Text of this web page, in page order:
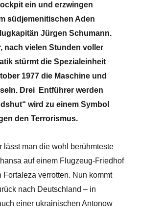
ein und erzwingen
südjemenitischen Aden
Jürgen Schumann.
nach vielen Stunden voller
stürmt die Spezialeinheit
1977 die Maschine und
Drei Entführer werden
wird zu einem Symbol
den Terrorismus.
lässt man die wohl berühmteste
auf einem Flugzeug-Friedhof
Fortaleza verrotten. Nun kommt
nach Deutschland – in
einer ukrainischen Antonow